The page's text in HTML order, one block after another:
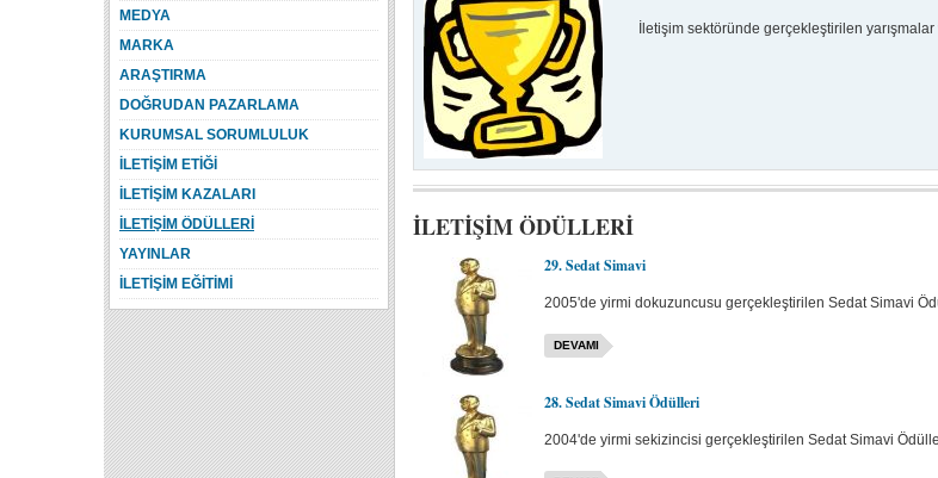
İletişim sektöründe gerçekleştirilen
İLETİŞİM ÖDÜLLERİ
29. Sedat Simavi
2005'de yirmi dokuzuncusu gerçekleştirilen Sedat Simavi
DEVAMI
28. Sedat Simavi Ödülleri
2004'de yirmi sekizincisi gerçekleştirilen Sedat Simavi
MEDYA
MARKA
ARAŞTIRMA
DOĞRUDAN PAZARLAMA
KURUMSAL SORUMLULUK
İLETİŞİM ETİĞİ
İLETİŞİM KAZALARI
İLETİŞİM ÖDÜLLERİ
YAYINLAR
İLETİŞİM EĞİTİMİ